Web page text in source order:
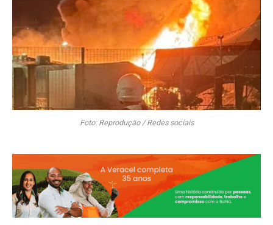
Foto: Reprodução / Redes sociais